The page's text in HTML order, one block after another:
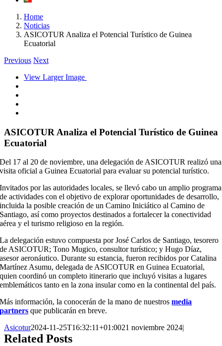
Home
Noticias
ASICOTUR Analiza el Potencial Turístico de Guinea
Ecuatorial
Previous Next
View Larger Image
ASICOTUR Analiza el Potencial Turístico de Guinea
Ecuatorial
Del 17 al 20 de noviembre, una delegación de ASICOTUR realizó una
visita oficial a Guinea Ecuatorial para evaluar su potencial turístico.
Invitados por las autoridades locales, se llevó cabo un amplio programa
de actividades con el objetivo de explorar oportunidades de desarrollo,
incluida la posible creación de un Camino Iniciático al Camino de
Santiago, así como proyectos destinados a fortalecer la conectividad
aérea y el turismo religioso en la región.
La delegación estuvo compuesta por José Carlos de Santiago, tesorero
de ASICOTUR; Tono Mugico, consultor turístico; y Hugo Díaz,
asesor aeronáutico. Durante su estancia, fueron recibidos por Catalina
Martínez Asumu, delegada de ASICOTUR en Guinea Ecuatorial,
quien coordinó un completo itinerario que incluyó visitas a lugares
emblemáticos tanto en la zona insular como en la continental del país.
Más información, la conocerán de la mano de nuestrosmedia
partners que publicarán en breve.
Asicotur2024-11-25T16:32:11+01:0021 noviembre 2024|
Related Posts